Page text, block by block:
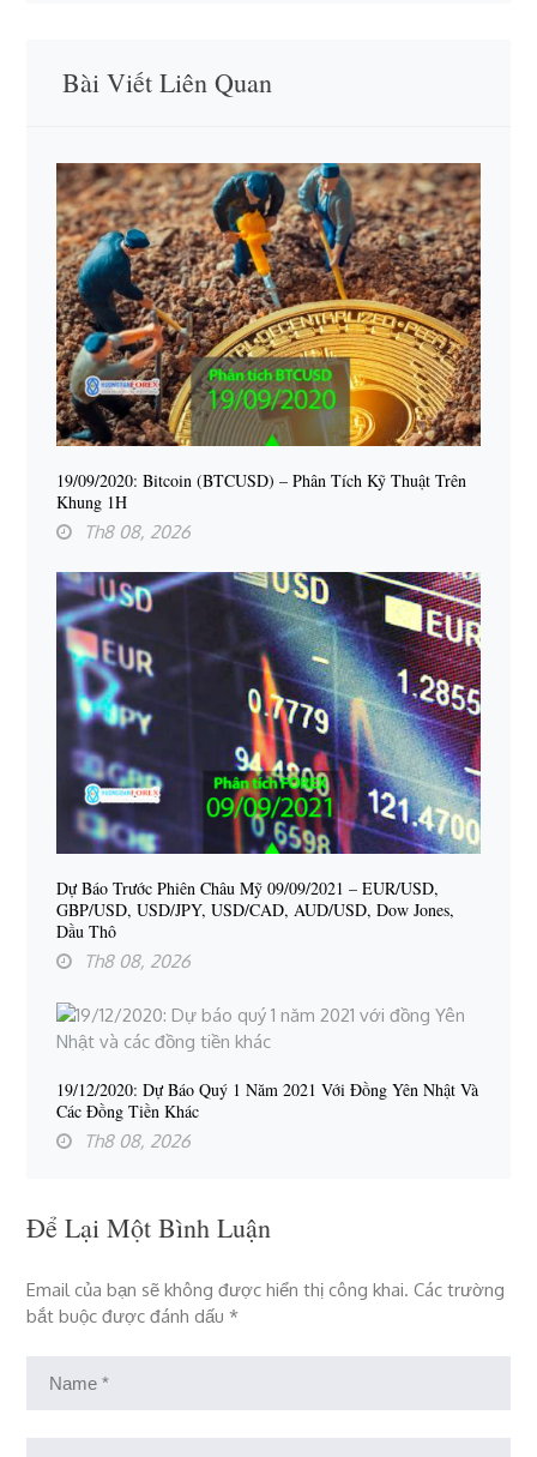
Bài Viết Liên Quan
19/09/2020: Bitcoin (BTCUSD) – Phân Tích Kỹ Thuật Trên
Khung 1H
Th8 08, 2026
Dự Báo Trước Phiên Châu Mỹ 09/09/2021 – EUR/USD,
GBP/USD, USD/JPY, USD/CAD, AUD/USD, Dow Jones,
Dầu Thô
Th8 08, 2026
19/12/2020: Dự Báo Quý 1 Năm 2021 Với Đồng Yên Nhật Và
Các Đồng Tiền Khác
Th8 08, 2026
Để Lại Một Bình Luận
Email của bạn sẽ không được hiển thị công khai. Các trường
bắt buộc được đánh dấu*